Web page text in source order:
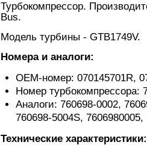
Турбокомпрессор.
Bus.
Модель турбины - GTB1749V.
Номера и аналоги:
OEM-номер: 070145701R,
Номер турбокомпрессора:
Аналоги: 760698-0002,
760698-5004S, 7606980005,
Технические характеристики: